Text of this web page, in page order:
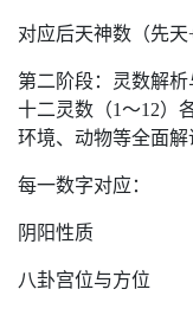
对应后天神数（先天
第二阶段：灵数解
十二灵数（1～12）
环境、动物等全面解
每一数字对应：
阴阳性质
八卦宫位与方位